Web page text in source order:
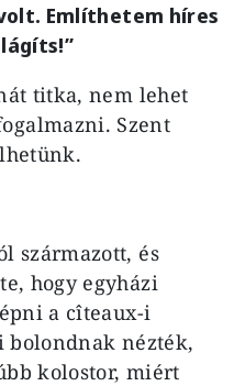
Említhetem híres
titka, nem lehet
Szent
származott, és
hogy egyházi
a cîteaux-i
bolondnak nézték,
kolostor, miért